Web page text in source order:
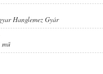
Hanglemez Gyár
mű